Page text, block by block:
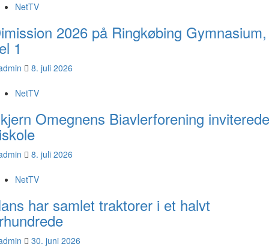
NetTV
2026 på Ringkøbing Gymnasium,
1
8. juli 2026
NetTV
Omegnens Biavlerforening
8. juli 2026
NetTV
har samlet traktorer i et halvt
30. juni 2026